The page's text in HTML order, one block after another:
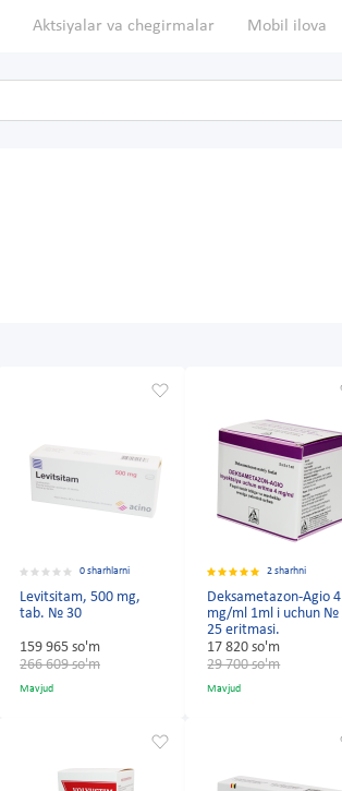
Aktsiyalar va chegirmalar Mobil ilova
0 sharhlarni
Levitsitam, 500 mg,
tab. № 30
159 965 so'm
266 609 so'm
Mavjud
2 sharhni
Deksametazon-Agio 4
mg/ml 1ml i uchun №
25 eritmasi.
17 820 so'm
29 700 so'm
Mavjud